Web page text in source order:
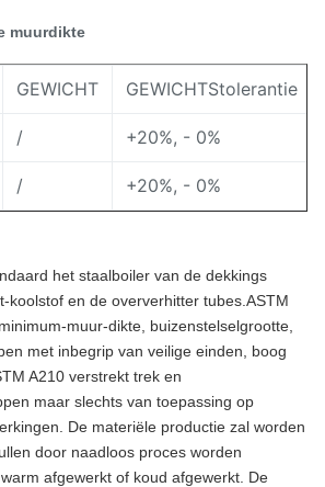
muurdikte
GEWICHT GEWICHTStolerantie
/ +20%, - 0%
/ +20%, - 0%
het staalboiler van de dekkings
koolstof en de oververhitter tubes.ASTM
muur-dikte, buizenstelselgrootte,
met inbegrip van veilige einden, boog
A210 verstrekt trek en
maar slechts van toepassing op
De materiële productie zal worden
door naadloos proces worden
afgewerkt of koud afgewerkt. De